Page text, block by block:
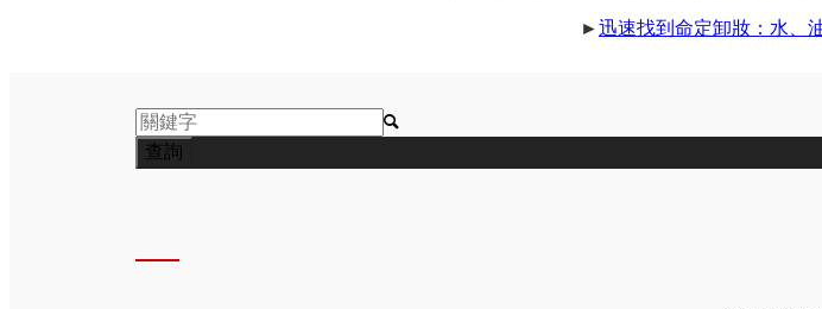
►迅速找到命定卸妝：水、
